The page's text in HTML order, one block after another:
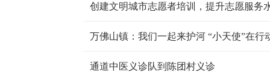
创建文明城市志愿者培训，提升志愿服务
万佛山镇：我们一起来护河 “小天使”在行
通道中医义诊队到陈团村义诊